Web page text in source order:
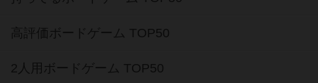
高評価ボードゲーム TOP50
2人用ボードゲーム TOP50